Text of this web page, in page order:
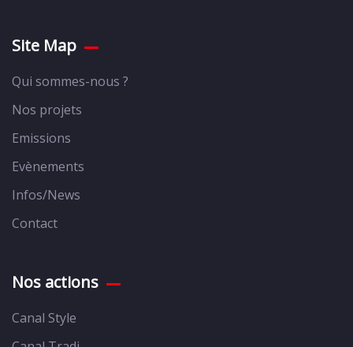
Site Map
Qui sommes-nous ?
Nos projets
Emissions
Evènements
Infos/News
Contact
Nos actions
Canal Style